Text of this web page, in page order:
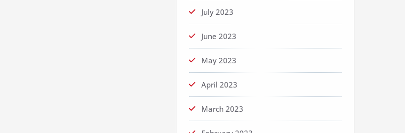
July 2023
June 2023
May 2023
April 2023
March 2023